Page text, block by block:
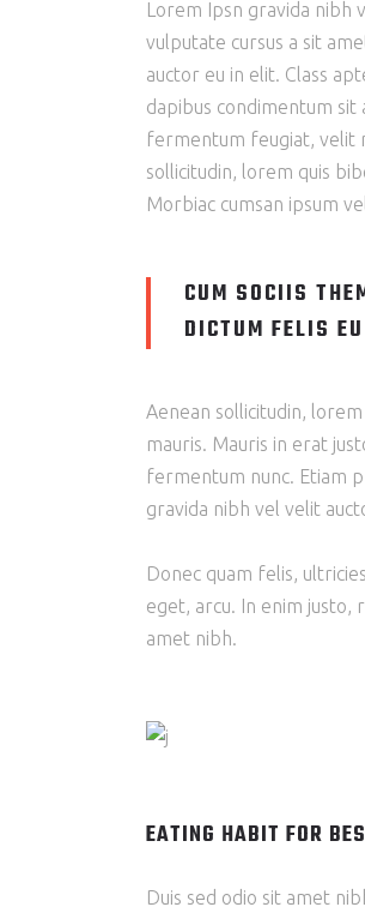
Lorem Ipsn gravida
vulputate cursus a sit
auctor eu in elit. Class
dapibus condimentum
fermentum feugiat, velit
sollicitudin, lorem quis
Morbiac cumsan ipsum
CUM SOCIIS
DICTUM FELIS
Aenean sollicitudin,
mauris. Mauris in erat
fermentum nunc. Etiam
gravida nibh vel velit
Donec quam felis,
eget, arcu. In enim justo,
amet nibh.
EATING HABIT FOR
Duis sed odio sit amet